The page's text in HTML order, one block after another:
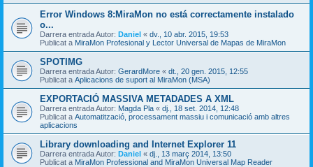
Error Windows 8:MiraMon no está correctamente instalado
o...
Darrera entrada Autor: Daniel « dv., 10 abr. 2015, 19:53
Publicat a MiraMon Profesional y Lector Universal de Mapas de MiraMon
SPOTIMG
Darrera entrada Autor: GerardMore « dt., 20 gen. 2015, 12:55
Publicat a Aplicacions de suport al MiraMon (MSA)
EXPORTACIÓ MASSIVA METADADES A XML
Darrera entrada Autor: Magda Pla « dj., 18 set. 2014, 12:48
Publicat a Automatització, processament massiu i comunicació amb altres
aplicacions
Library downloading and Internet Explorer 11
Darrera entrada Autor: Daniel « dj., 13 març 2014, 13:50
Publicat a MiraMon Professional and MiraMon Universal Map Reader